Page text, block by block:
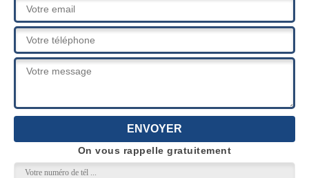
On vous rappelle gratuitement